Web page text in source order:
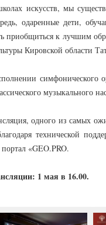
искусств, мы
одаренные дети,
приобщиться к лучшим
Кировской области
симфонического
музыкального
одного из самых
технической
«GEO.PRO.
1 мая в 16.00.